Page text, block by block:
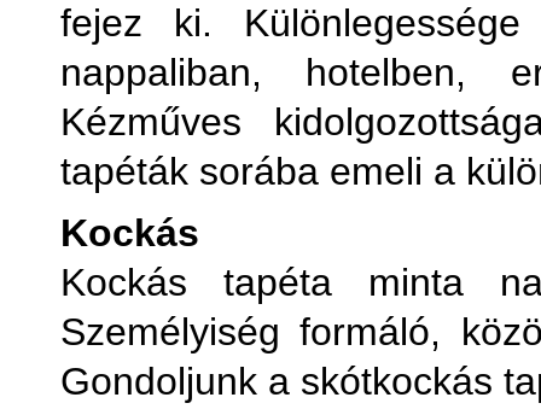
fejez ki.
nappaliban, hotelben,
Kézműves
tapéták sorába emeli a
Kockás
Kockás tapéta minta
Személyiség formáló,
Gondoljunk a skótkockás